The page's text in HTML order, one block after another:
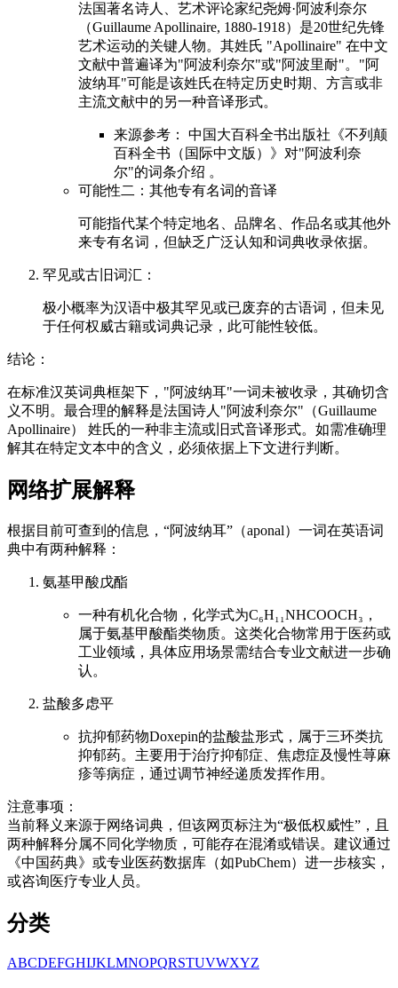
法国著名诗人、艺术评论家纪尧姆·阿波利奈尔
（Guillaume Apollinaire, 1880-1918）是20世纪先锋
艺术运动的关键人物。其姓氏 "Apollinaire" 在中文
文献中普遍译为"阿波利奈尔"或"阿波里耐"。"阿
波纳耳"可能是该姓氏在特定历史时期、方言或非
主流文献中的另一种音译形式。
来源参考： 中国大百科全书出版社《不列颠
百科全书（国际中文版）》对"阿波利奈
尔"的词条介绍 。
可能性二：其他专有名词的音译
可能指代某个特定地名、品牌名、作品名或其他外
来专有名词，但缺乏广泛认知和词典收录依据。
罕见或古旧词汇：
极小概率为汉语中极其罕见或已废弃的古语词，但未见
于任何权威古籍或词典记录，此可能性较低。
结论：
在标准汉英词典框架下，"阿波纳耳"一词未被收录，其确切含
义不明。最合理的解释是法国诗人"阿波利奈尔"（Guillaume
Apollinaire） 姓氏的一种非主流或旧式音译形式。如需准确理
解其在特定文本中的含义，必须依据上下文进行判断。
网络扩展解释
根据目前可查到的信息，“阿波纳耳”（aponal）一词在英语词
典中有两种解释：
氨基甲酸戊酯
一种有机化合物，化学式为C₆H₁₁NHCOOCH₃，
属于氨基甲酸酯类物质。这类化合物常用于医药或
工业领域，具体应用场景需结合专业文献进一步确
认。
盐酸多虑平
抗抑郁药物Doxepin的盐酸盐形式，属于三环类抗
抑郁药。主要用于治疗抑郁症、焦虑症及慢性荨麻
疹等病症，通过调节神经递质发挥作用。
注意事项：
当前释义来源于网络词典，但该网页标注为“极低权威性”，且
两种解释分属不同化学物质，可能存在混淆或错误。建议通过
《中国药典》或专业医药数据库（如PubChem）进一步核实，
或咨询医疗专业人员。
分类
ABCDEFGHIJKLMNOPQRSTUVWXYZ